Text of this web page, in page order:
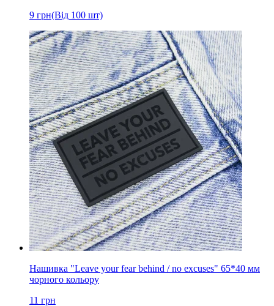
9 грн(Від 100 шт)
Нашивка "Leave your fear behind / no excuses" 65*40 мм
чорного кольору
11 грн